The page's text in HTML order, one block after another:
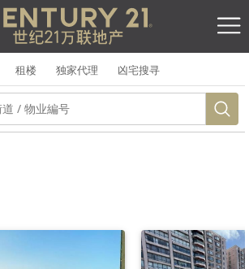
租楼 独家代理 凶宅搜寻